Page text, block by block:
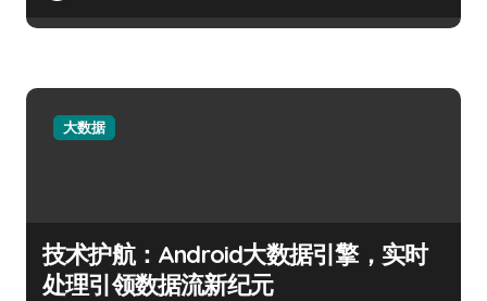
大数据
技术护航：Android大数据引擎，实时
处理引领数据流新纪元